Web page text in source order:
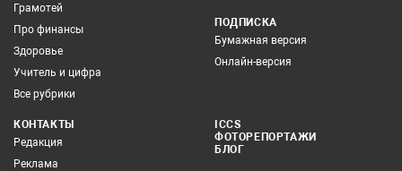
Грамотей
Про финансы
Здоровье
Учитель и цифра
Все рубрики
ПОДПИСКА
Бумажная версия
Онлайн-версия
КОНТАКТЫ
Редакция
Реклама
ICCS
ФОТОРЕПОРТАЖИ
БЛОГ